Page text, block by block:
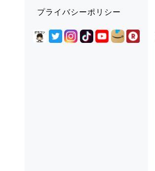
プライバシーポリシー